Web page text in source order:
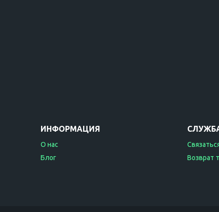
ИНФОРМАЦИЯ
О нас
Блог
Возврат